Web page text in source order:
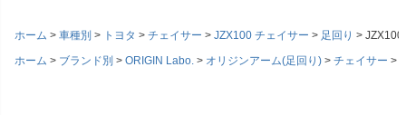
ホーム 車種別 トヨタ チェイサー JZX100 チェイサー 足回り
JZX100
ホーム
ブランド別 ORIGIN Labo. オリジンアーム(足回り) チェイサー